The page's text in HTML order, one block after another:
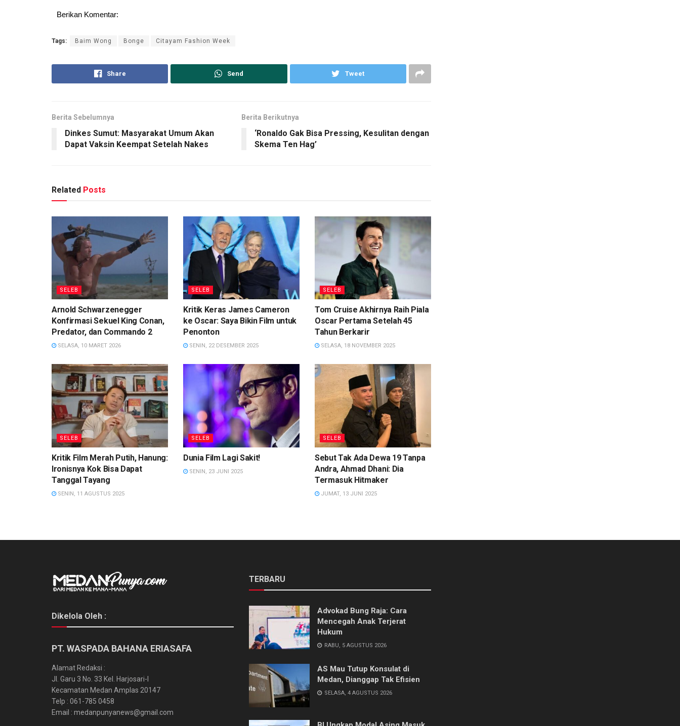
Berikan Komentar:
Tags: Baim Wong Bonge Citayam Fashion Week
Share Send Tweet
Berita Sebelumnya
Dinkes Sumut: Masyarakat Umum Akan
Dapat Vaksin Keempat Setelah Nakes
Berita Berikutnya
‘Ronaldo Gak Bisa Pressing, Kesulitan dengan
Skema Ten Hag’
Related Posts
SELEB
Arnold Schwarzenegger
Konfirmasi Sekuel King Conan,
Predator, dan Commando 2
SELASA, 10 MARET 2026
SELEB
Kritik Keras James Cameron
ke Oscar: Saya Bikin Film untuk
Penonton
SENIN, 22 DESEMBER 2025
SELEB
Tom Cruise Akhirnya Raih Piala
Oscar Pertama Setelah 45
Tahun Berkarir
SELASA, 18 NOVEMBER 2025
SELEB
Kritik Film Merah Putih, Hanung:
Ironisnya Kok Bisa Dapat
Tanggal Tayang
SENIN, 11 AGUSTUS 2025
SELEB
Dunia Film Lagi Sakit!
SENIN, 23 JUNI 2025
SELEB
Sebut Tak Ada Dewa 19 Tanpa
Andra, Ahmad Dhani: Dia
Termasuk Hitmaker
JUMAT, 13 JUNI 2025
Dikelola Oleh :
PT. WASPADA BAHANA ERIASAFA
Alamat Redaksi :
Jl. Garu 3 No. 33 Kel. Harjosari-I
Kecamatan Medan Amplas 20147
Telp : 061-785 0458
Email : medanpunyanews@gmail.com
TERBARU
Advokad Bung Raja: Cara
Mencegah Anak Terjerat
Hukum
RABU, 5 AGUSTUS 2026
AS Mau Tutup Konsulat di
Medan, Dianggap Tak Efisien
SELASA, 4 AGUSTUS 2026